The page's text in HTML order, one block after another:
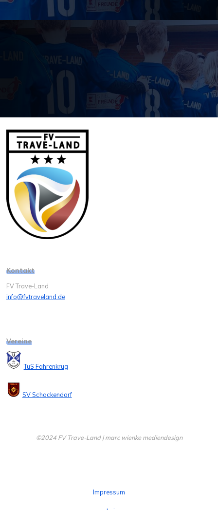
Kontakt
FV Trave-Land
info@fvtraveland.de
Vereine
TuS Fahrenkrug
SV Schackendorf
©2024 FV Trave-Land | marc wienke mediendesign
Impressum